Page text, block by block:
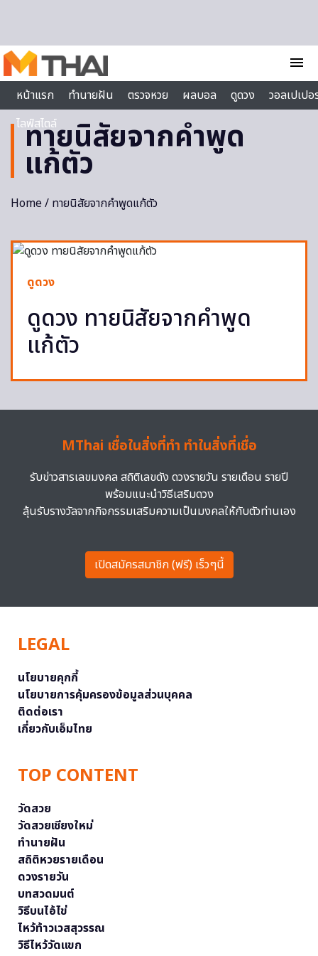
menu
หน้าแรก
ทำนายฝัน ตรวจหวย ผลบอล ดูดวง
วอลเปเป
ไลฟ์สไตล์
ทายนิสัยจากคำพูด
แก้ตัว
Home/ ทายนิสัยจากคำพูดแก้ตัว
ดูดวง
ดูดวง ทายนิสัยจากคำพูด
แก้ตัว
MThai เชื่อในสิ่งที่ทำ ทำในสิ่งที่เชื่อ
รับข่าวสารเลขมงคล สถิติเลขดัง ดวงรายวัน รายเดือน รายปี
พร้อมแนะนำวิธีเสริมดวง
ลุ้นรับรางวัลจากกิจกรรมเสริมความเป็นมงคลให้กับตัวท่านเอง
เปิดสมัครสมาชิก (ฟรี) เร็วๆนี้
LEGAL
นโยบายคุกกี้
นโยบายการคุ้มครองข้อมูลส่วนบุคคล
ติดต่อเรา
เกี่ยวกับเอ็มไทย
TOP CONTENT
วัดสวย
วัดสวยเชียงใหม่
ทำนายฝัน
สถิติหวยรายเดือน
ดวงรายวัน
บทสวดมนต์
วิธีบนไอ้ไข่
ไหว้ท้าวเวสสุวรรณ
วิธีไหว้วัดแขก